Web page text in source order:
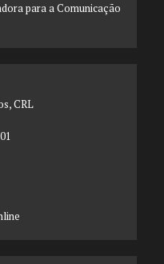
para a Comunicação
CRL